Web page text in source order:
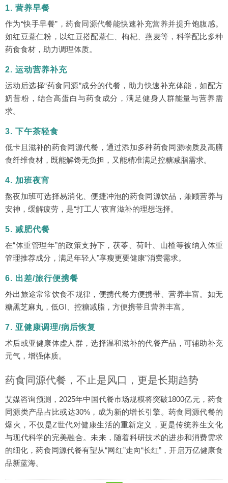
1. 营养早餐
作为“快手早餐”，药食同源代餐能快速补充营养并提升饱腹感。
如红豆薏仁粉，以红豆搭配薏仁、枸杞、燕麦等，科学配比多种
药食食材，助力调理体质。
2. 运动营养补充
运动后选择“药食同源”成分的代餐，助力快速补充体能，如配方
奶昔粉，结合高蛋白与药食成分，满足健身人群能量与营养需
求。
3. 下午茶轻食
低卡且滋补的药食同源代餐，通过添加多种药食同源物质及高膳
食纤维食材，既能解馋无负担，又能精准满足控糖减脂需求。
4. 加班夜宵
熬夜加班可选择易消化、便捷冲泡的药食同源饮品，兼顾营养与
安神，缓解疲劳，是“打工人”夜宵滋补的理想选择。
5. 减肥代餐
在“体重管理年”的政策支持下，茯苓、荷叶、山楂等被纳入体重
管理推荐成分，满足年轻人"享瘦更要健康"消费需求。
6. 出差/旅行便携餐
外出旅途常常饮食不规律，便携代餐方便携带、营养丰富。如无
糖黑芝麻丸，低GI、控糖减脂，方便携带且营养丰富。
7. 亚健康调理/病后恢复
术后或亚健康体虚人群，选择温和滋补的代餐产品，可辅助补充
元气，增强体质。
药食同源代餐，不止是风口，更是长期趋势
艾媒咨询预测，2025年中国代餐市场规模将突破1800亿元，药食
同源类产品占比或达30%，成为新的增长引擎。药食同源代餐的
爆火，不仅是Z世代对健康生活的重新定义，更是传统养生文化
与现代科学的完美融合。未来，随着科研技术的进步和消费需求
的细化，药食同源代餐有望从“网红”走向“长红”，开启万亿健康食
品新蓝海。